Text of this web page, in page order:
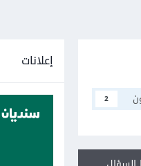
2
إعلانات